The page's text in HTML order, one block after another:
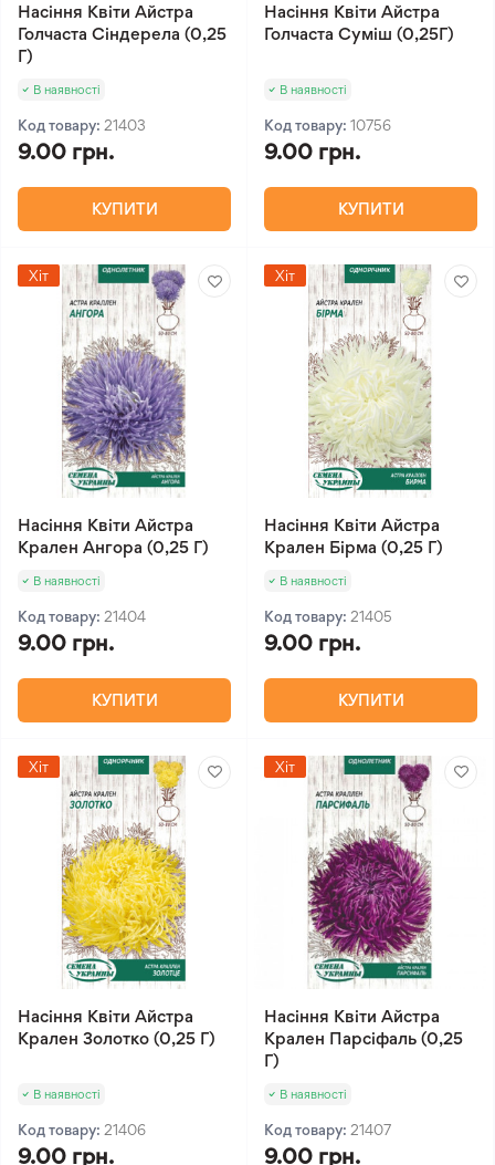
Насіння Квіти Айстра
Голчаста Сіндерела (0,25
Г)
В наявності
Код товару: 21403
9.00 грн.
КУПИТИ
Насіння Квіти Айстра
Голчаста Суміш (0,25Г)
В наявності
Код товару: 10756
9.00 грн.
КУПИТИ
Хіт
Насіння Квіти Айстра
Крален Ангора (0,25 Г)
В наявності
Код товару: 21404
9.00 грн.
КУПИТИ
Хіт
Насіння Квіти Айстра
Крален Бірма (0,25 Г)
В наявності
Код товару: 21405
9.00 грн.
КУПИТИ
Хіт
Насіння Квіти Айстра
Крален Золотко (0,25 Г)
В наявності
Код товару: 21406
9.00 грн.
Хіт
Насіння Квіти Айстра
Крален Парсіфаль (0,25
Г)
В наявності
Код товару: 21407
9.00 грн.